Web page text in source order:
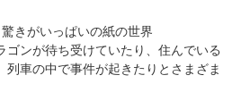
きがいっぱいの紙の世界
ゴンが待ち受けていたり、住んでいる
列車の中で事件が起きたりとさまざま